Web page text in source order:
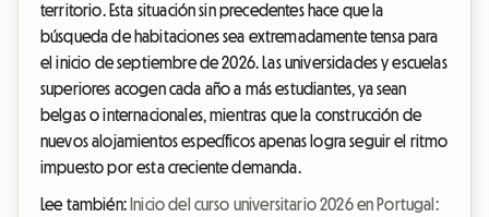
territorio. Esta situación sin precedentes hace que la
búsqueda de habitaciones sea extremadamente tensa para
el inicio de septiembre de 2026. Las universidades y escuelas
superiores acogen cada año a más estudiantes, ya sean
belgas o internacionales, mientras que la construcción de
nuevos alojamientos específicos apenas logra seguir el ritmo
impuesto por esta creciente demanda.
Lee también: Inicio del curso universitario 2026 en Portugal: